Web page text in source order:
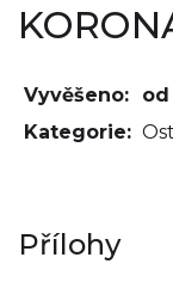
Vyvěšeno: od
Kategorie:
Přílohy